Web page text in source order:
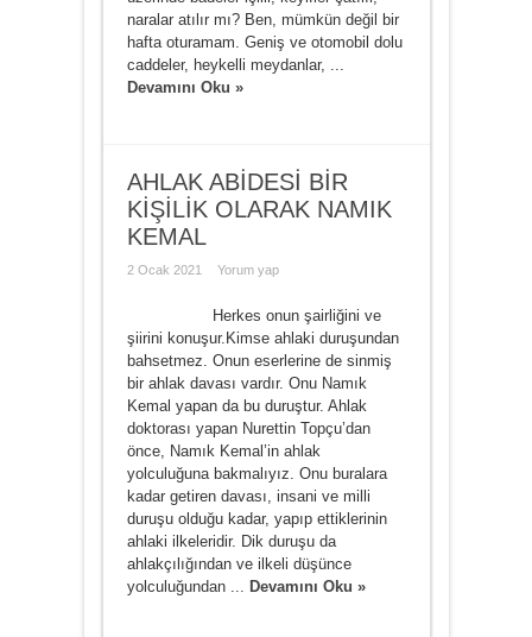
naralar atılır mı? Ben, mümkün değil bir
hafta oturamam. Geniş ve otomobil dolu
caddeler, heykelli meydanlar, ...
Devamını Oku »
AHLAK ABİDESİ BİR
KİŞİLİK OLARAK NAMIK
KEMAL
2 Ocak 2021 Yorum yap
Herkes onun şairliğini ve
şiirini konuşur.Kimse ahlaki duruşundan
bahsetmez. Onun eserlerine de sinmiş
bir ahlak davası vardır. Onu Namık
Kemal yapan da bu duruştur. Ahlak
doktorası yapan Nurettin Topçu’dan
önce, Namık Kemal’in ahlak
yolculuğuna bakmalıyız. Onu buralara
kadar getiren davası, insani ve milli
duruşu olduğu kadar, yapıp ettiklerinin
ahlaki ilkeleridir. Dik duruşu da
ahlakçılığından ve ilkeli düşünce
yolculuğundan ... Devamını Oku »